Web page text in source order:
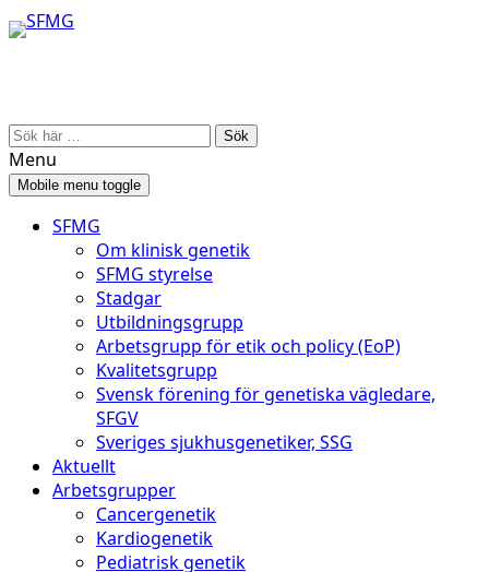
Skip
to
Skip
to
Search
for:
Menu
Mobile menu toggle
SFMG
Om klinisk genetik
SFMG styrelse
Stadgar
Utbildningsgrupp
Arbetsgrupp för etik och policy (EoP)
Kvalitetsgrupp
Svensk förening för genetiska vägledare,
SFGV
Sveriges sjukhusgenetiker, SSG
Aktuellt
Arbetsgrupper
Cancergenetik
Kardiogenetik
Pediatrisk genetik